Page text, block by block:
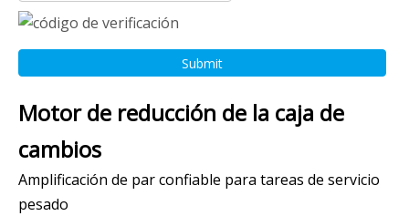
Submit
Motor de reducción de la caja de
cambios
Amplificación de par confiable para tareas de servicio
pesado